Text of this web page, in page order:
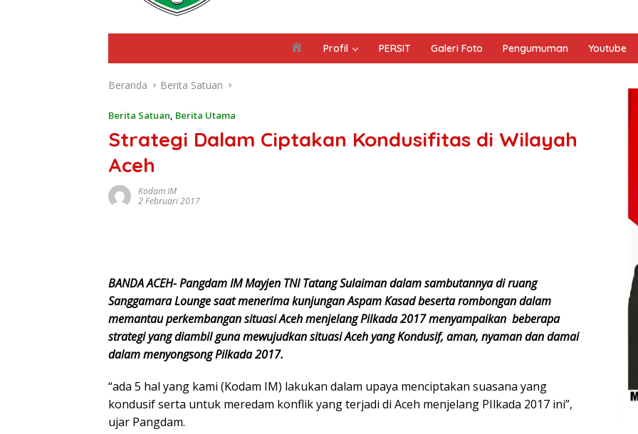
e
Profil PERSIT Galeri Foto Pengumuman Youtube
Beranda Berita Satuan
Berita Satuan, Berita Utama
Strategi Dalam Ciptakan Kondusifitas di Wilayah
Aceh
Kodam IM
2 Februari 2017
BANDA ACEH- Pangdam IM Mayjen TNI Tatang Sulaiman dalam sambutannya di ruang
Sanggamara Lounge saat menerima kunjungan Aspam Kasad beserta rombongan dalam
memantau perkembangan situasi Aceh menjelang Pilkada 2017 menyampaikan beberapa
strategi yang diambil guna mewujudkan situasi Aceh yang Kondusif, aman, nyaman dan damai
dalam menyongsong Pilkada 2017.
“ada 5 hal yang kami (Kodam IM) lakukan dalam upaya menciptakan suasana yang
kondusif serta untuk meredam konflik yang terjadi di Aceh menjelang PIlkada 2017 ini”,
ujar Pangdam.